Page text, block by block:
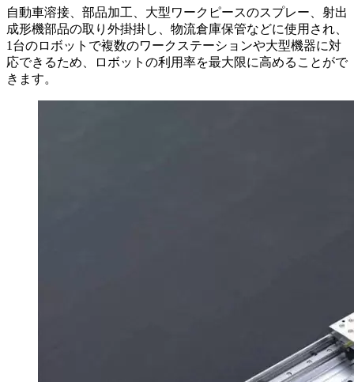
自動車溶接、部品加工、大型ワークピースのスプレー、射出
成形機部品の取り外掛掛し、物流倉庫保管などに使用され、
1台のロボットで複数のワークステーションや大型機器に対
応できるため、ロボットの利用率を最大限に高めることがで
きます。